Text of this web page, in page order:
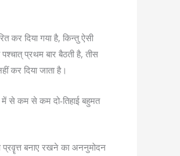
कर दिया गया है, किन्तु ऐसी
प्रथम बार बैठती है, तीस
कर दिया जाता है।
से कम से कम दो-तिहाई बहुमत
प्रवॄत्त बनाए रखने का अननुमोदन